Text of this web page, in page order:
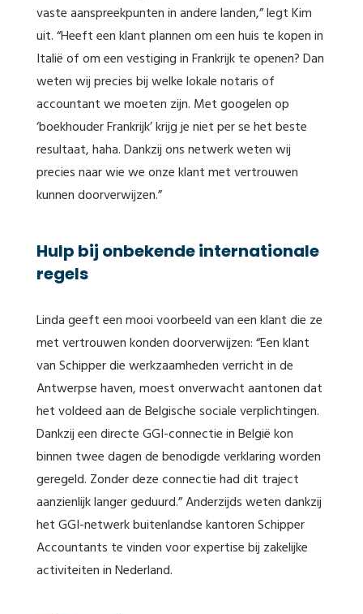
vaste aanspreekpunten in andere landen,” legt Kim
uit. “Heeft een klant plannen om een huis te kopen in
Italië of om een vestiging in Frankrijk te openen? Dan
weten wij precies bij welke lokale notaris of
accountant we moeten zijn. Met googelen op
‘boekhouder Frankrijk’ krijg je niet per se het beste
resultaat, haha. Dankzij ons netwerk weten wij
precies naar wie we onze klant met vertrouwen
kunnen doorverwijzen.”
Hulp bij onbekende internationale
regels
Linda geeft een mooi voorbeeld van een klant die ze
met vertrouwen konden doorverwijzen: “Een klant
van Schipper die werkzaamheden verricht in de
Antwerpse haven, moest onverwacht aantonen dat
het voldeed aan de Belgische sociale verplichtingen.
Dankzij een directe GGI-connectie in België kon
binnen twee dagen de benodigde verklaring worden
geregeld. Zonder deze connectie had dit traject
aanzienlijk langer geduurd.” Anderzijds weten dankzij
het GGI-netwerk buitenlandse kantoren Schipper
Accountants te vinden voor expertise bij zakelijke
activiteiten in Nederland.